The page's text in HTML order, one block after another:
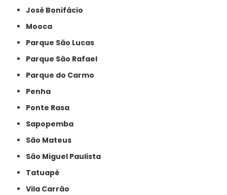
José Bonifácio
Mooca
Parque São Lucas
Parque São Rafael
Parque do Carmo
Penha
Ponte Rasa
Sapopemba
São Mateus
São Miguel Paulista
Tatuapé
Vila Carrão